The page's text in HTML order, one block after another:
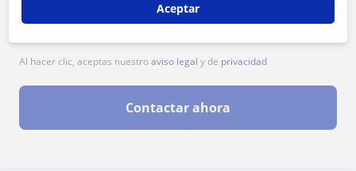
Al hacer clic, aceptas nuestroaviso legal y de privacidad
Contactar ahora
Aceptar